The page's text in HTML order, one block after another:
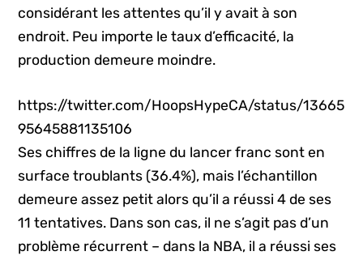
considérant les attentes qu’il y avait à son
endroit. Peu importe le taux d’efficacité, la
production demeure moindre.
https://twitter.com/HoopsHypeCA/status/13665
95645881135106
Ses chiffres de la ligne du lancer franc sont en
surface troublants (36.4%), mais l’échantillon
demeure assez petit alors qu’il a réussi 4 de ses
11 tentatives. Dans son cas, il ne s’agit pas d’un
problème récurrent – dans la NBA, il a réussi ses